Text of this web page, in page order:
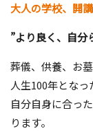
大人の学校、開講
”より良く、自分
葬儀、供養、お
人生100年となっ
自分自身に合っ
ります。